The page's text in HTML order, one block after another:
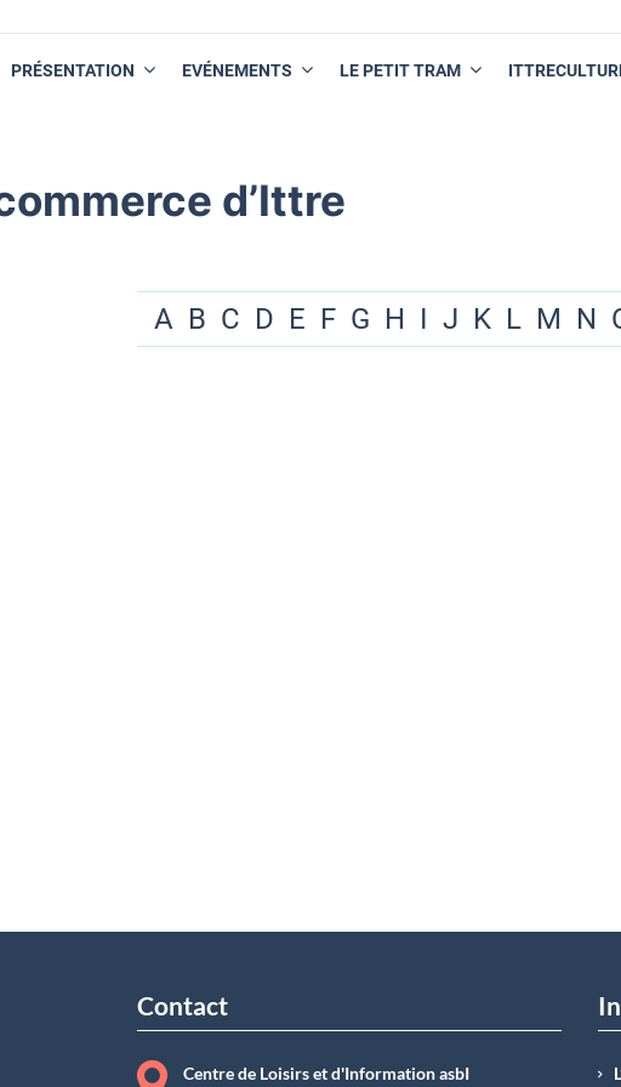
PRÉSENTATION EVÉNEMENTS LE PETIT TRAM
d’Ittre
A B C D E F G H I J K L M N
Contact
Centre de Loisirs et d'Information asbI